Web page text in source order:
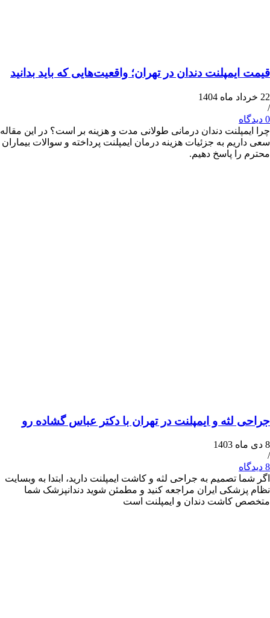
دندان در تهران؛ واقعیت‌هایی که باید بدانید
دندان درمانی طولانی مدت و هزینه بر است؟ در این مقاله
به جزئیات هزینه درمان ایمپلنت پرداخته و سوالات بیماران
پاسخ دهیم.
و ایمپلنت در تهران با دکتر عباس گشاده رو
تصمیم به جراحی لثه و کاشت ایمپلنت دارید، ابتدا به وبسایت
ایران مراجعه کنید و مطمئن شوید دندانپزشک شما
دندان و ایمپلنت است